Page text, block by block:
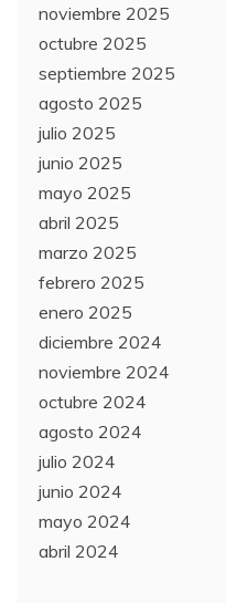
noviembre 2025
octubre 2025
septiembre 2025
agosto 2025
julio 2025
junio 2025
mayo 2025
abril 2025
marzo 2025
febrero 2025
enero 2025
diciembre 2024
noviembre 2024
octubre 2024
agosto 2024
julio 2024
junio 2024
mayo 2024
abril 2024